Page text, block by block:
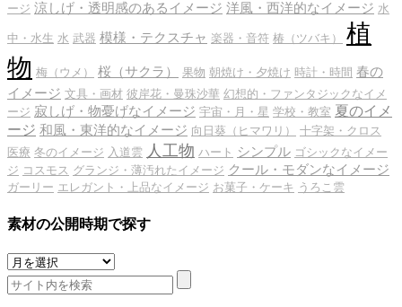
ージ 涼しげ・透明感のあるイメージ 洋風・西洋的なイメージ 水
中・水生 水 武器 模様・テクスチャ 楽器・音符 椿（ツバキ）
植
物 梅（ウメ） 桜（サクラ） 果物 朝焼け・夕焼け 時計・時間 春の
イメージ 文具・画材 彼岸花・曼珠沙華 幻想的・ファンタジックなイメ
ージ 寂しげ・物憂げなイメージ 宇宙・月・星 学校・教室 夏のイメ
ージ 和風・東洋的なイメージ 向日葵（ヒマワリ）
十字架・クロス
医療 冬のイメージ 入道雲 人工物 ハート シンプル ゴシックなイメー
ジ コスモス グランジ・薄汚れたイメージ クール・モダンなイメージ
ガーリー エレガント・上品なイメージ お菓子・ケーキ うろこ雲
素材の公開時期で探す
素
材
の